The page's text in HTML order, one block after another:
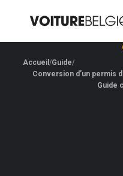
Accueil Guide
Conversion d’un permis
Guide